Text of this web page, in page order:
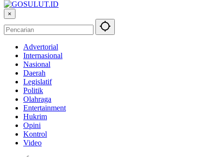
×
Advertorial
Internasional
Nasional
Daerah
Legislatif
Politik
Olahraga
Entertainment
Hukrim
Opini
Kontrol
Video